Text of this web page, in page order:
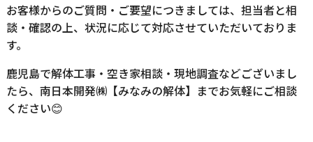
お客様からのご質問・ご要望につきましては、担当者と相
談・確認の上、状況に応じて対応させていただいておりま
す。
鹿児島で解体工事・空き家相談・現地調査などございまし
たら、南日本開発㈱【みなみの解体】までお気軽にご相談
ください😊